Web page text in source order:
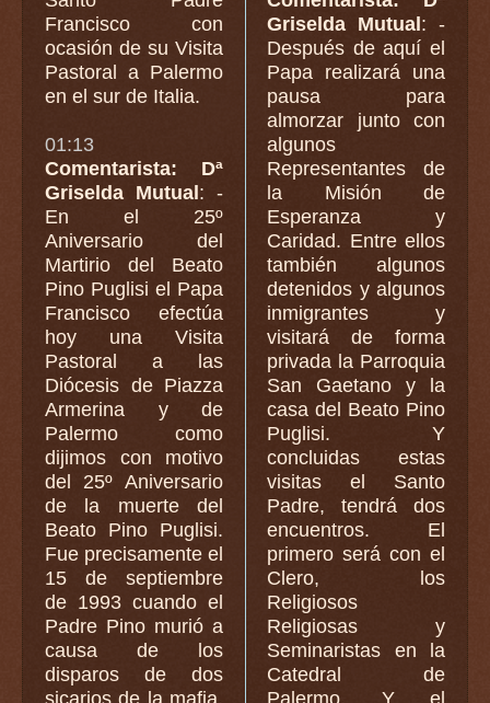
Francisco con
ocasión de su Visita
Pastoral a Palermo
en el sur de Italia.
01:13
Comentarista: Dª
Griselda Mutual: -
En el 25º
Aniversario del
Martirio del Beato
Pino Puglisi el Papa
Francisco efectúa
hoy una Visita
Pastoral a las
Diócesis de Piazza
Armerina y de
Palermo como
dijimos con motivo
del 25º Aniversario
de la muerte del
Beato Pino Puglisi.
Fue precisamente el
15 de septiembre
de 1993 cuando el
Padre Pino murió a
causa de los
disparos de dos
sicarios de la mafia.
Griselda Mutual: -
Después de aquí el
Papa realizará una
pausa para
almorzar junto con
algunos
Representantes de
la Misión de
Esperanza y
Caridad. Entre ellos
también algunos
detenidos y algunos
inmigrantes y
visitará de forma
privada la Parroquia
San Gaetano y la
casa del Beato Pino
Puglisi. Y
concluidas estas
visitas el Santo
Padre, tendrá dos
encuentros. El
primero será con el
Clero, los
Religiosos
Religiosas y
Seminaristas en la
Catedral de
Palermo. Y el